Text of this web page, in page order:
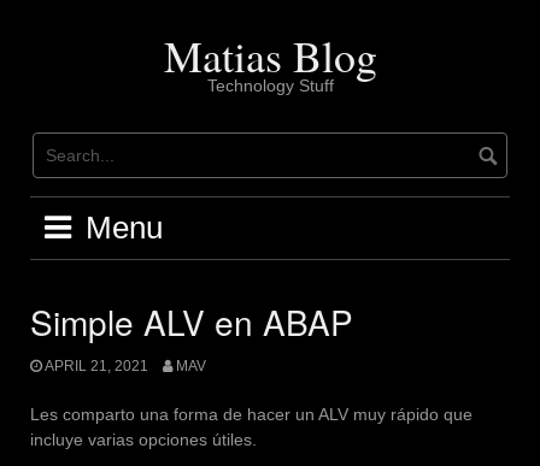
Matias Blog
Technology Stuff
Menu
Simple ALV en ABAP
APRIL 21, 2021 MAV
Les comparto una forma de hacer un ALV muy rápido que
incluye varias opciones útiles.